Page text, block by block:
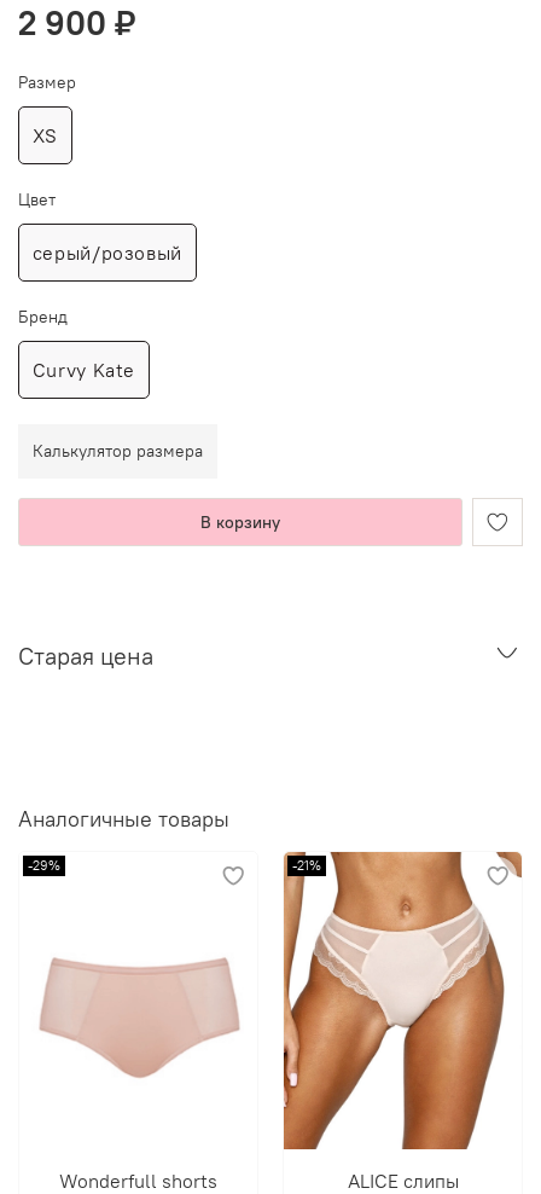
2 900 ₽
Калькулятор размера
В корзину
Размер
XS
Цвет
серый/розовый
Бренд
Curvy Kate
Старая цена
Аналогичные товары
-29%
Wonderfull shorts
-21%
ALICE слипы